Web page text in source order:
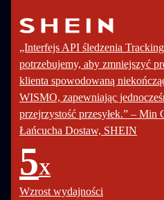
„Interfejs API śledzenia
potrzebujemy, aby zmniejszyć
klienta spowodowaną
WISMO, zapewniając
przejrzystość przesyłek.” – Min
Łańcucha Dostaw, SHEIN
5X
Wzrost wydajności